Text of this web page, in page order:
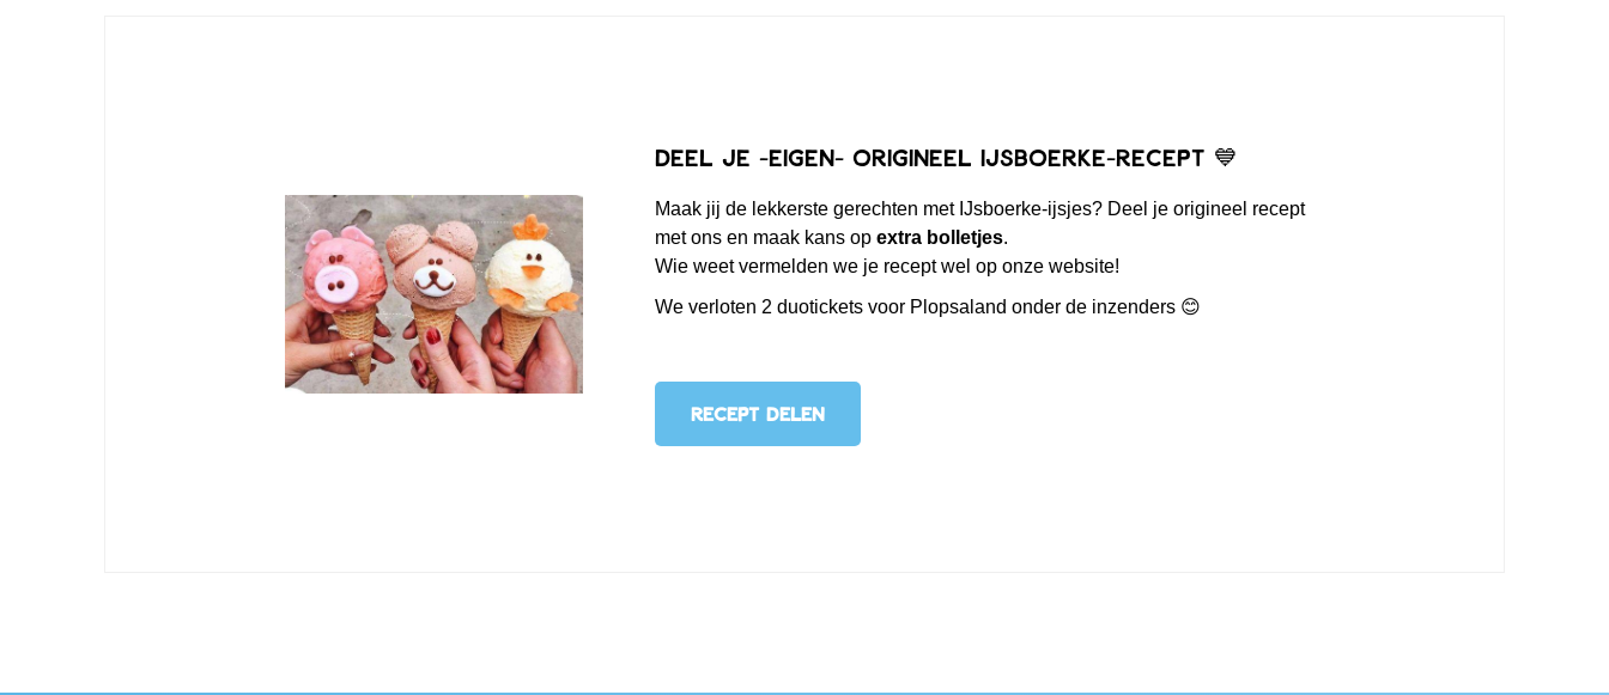
Deel je -EIGEN- origineel IJsboerke-recept 💙
Maak jij de lekkerste gerechten met IJsboerke-ijsjes? Deel je origineel recept
met ons en maak kans opextra bolletjes.
Wie weet vermelden we je recept wel op onze website!
We verloten 2 duotickets voor Plopsaland onder de inzenders 😊
RECEPT DELEN